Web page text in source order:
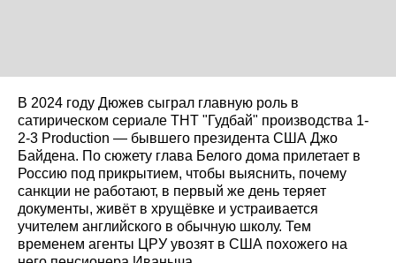
В 2024 году Дюжев сыграл главную роль в
сатирическом сериале ТНТ "Гудбай" производства 1-
2-3 Production — бывшего президента США Джо
Байдена. По сюжету глава Белого дома прилетает в
Россию под прикрытием, чтобы выяснить, почему
санкции не работают, в первый же день теряет
документы, живёт в хрущёвке и устраивается
учителем английского в обычную школу. Тем
временем агенты ЦРУ увозят в США похожего на